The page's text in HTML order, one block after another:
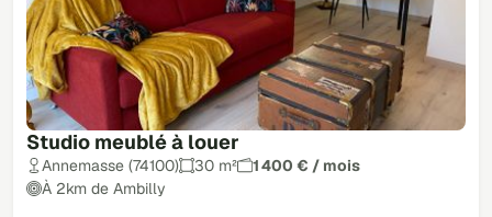
Studio meublé à louer
Annemasse (74100) 30 m²
1 400 € / mois
À 2km de Ambilly